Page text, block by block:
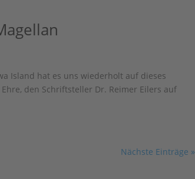
Island hat es uns wiederholt auf dieses
den Schriftsteller Dr. Reimer Eilers auf
Nächste Einträge »